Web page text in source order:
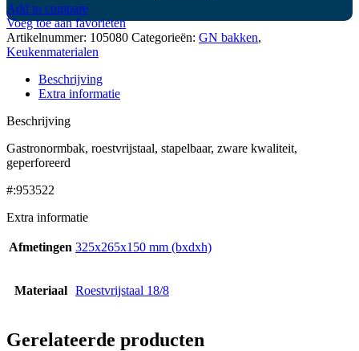
Add to compare
Voeg toe aan favorieten
Artikelnummer: 105080 Categorieën: GN bakken,
Keukenmaterialen
Beschrijving
Extra informatie
Beschrijving
Gastronormbak, roestvrijstaal, stapelbaar, zware kwaliteit,
geperforeerd
#:953522
Extra informatie
Afmetingen 325x265x150 mm (bxdxh)
Materiaal Roestvrijstaal 18/8
Gerelateerde producten